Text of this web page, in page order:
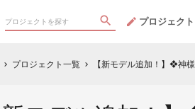
プロジェク
chevron_right プロジェクト一覧 chevron_right 【新モデル追加！】❖神